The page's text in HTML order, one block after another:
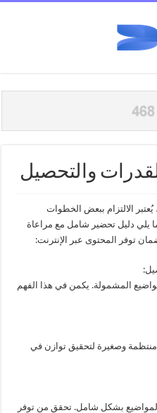
والتحصيل
يُعتبر الالتزام ببعض الخطوات
يلي دليل تحضير شامل مع مراعاة
المشمولة. يكمن في هذا الفهم
وصغيرة لتحقيق توازن في
المواضيع بشكل شامل. تحقق من توفر